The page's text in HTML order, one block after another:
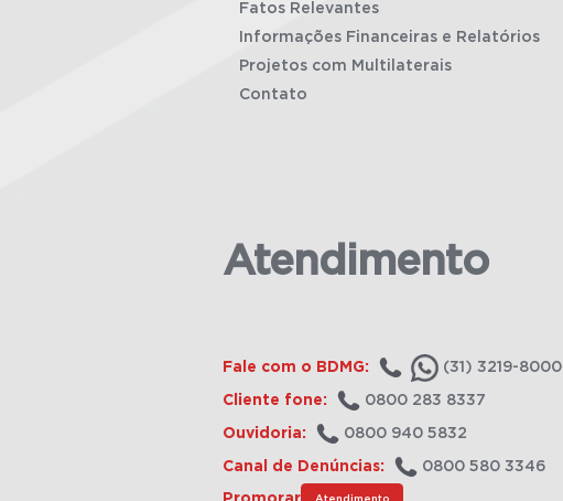
Fatos Relevantes
Informações Financeiras e Relatórios
Projetos com Multilaterais
Contato
Atendimento
Fale com o BDMG: (31) 3219-8000
Cliente fone: 0800 283 8337
Ouvidoria: 0800 940 5832
Canal de Denúncias: 0800 580 3346
Atendimento